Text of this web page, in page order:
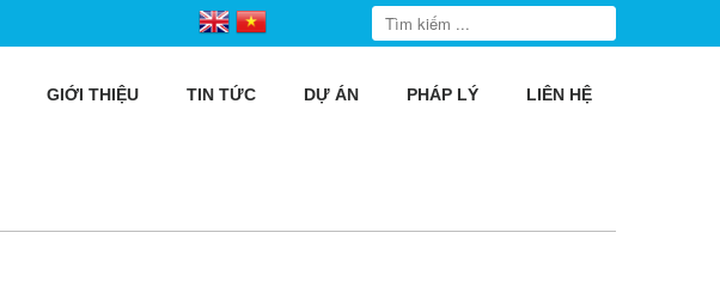
GIỚI THIỆU TIN TỨC DỰ ÁN PHÁP LÝ LIÊN HỆ